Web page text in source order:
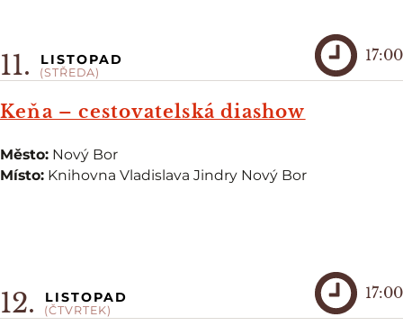
Keňa – cestovatelská diashow
11. LISTOPAD
(STŘEDA)
17:00
Město: Nový Bor
Místo: Knihovna Vladislava Jindry Nový Bor
12. LISTOPAD
(ČTVRTEK)
17:00